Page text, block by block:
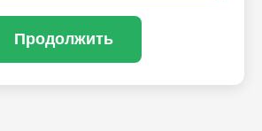
Продолжить